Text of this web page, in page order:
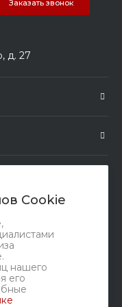
Cookie
нашего
его
Заказать звонок
д. 27